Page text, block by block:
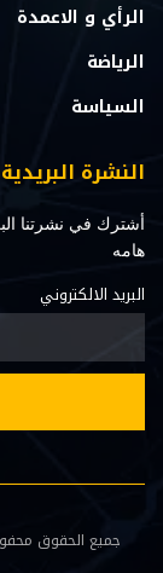
الرأي و الاعمدة
الرياضة
السياسة
النشرة البريدية
أشترك في نشرتنا
هامه
البريد الالكتروني
جميع الحقوق